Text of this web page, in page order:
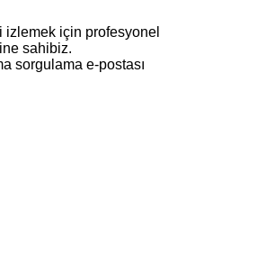
izlemek için profesyonel
sahibiz.
sorgulama e-postası